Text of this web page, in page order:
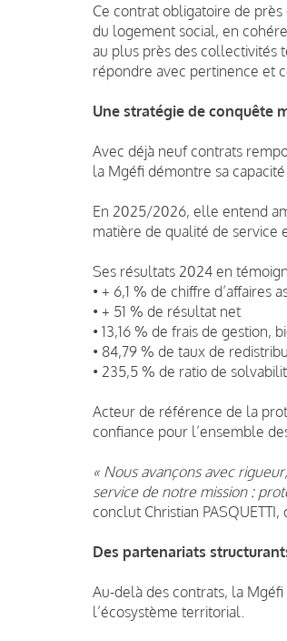
Ce contrat obligatoire de
du logement social, en
au plus près des collectivités
répondre avec pertinence et
Une stratégie de conquête
Avec déjà neuf contrats
la Mgéfi démontre sa
En 2025/2026, elle entend
matière de qualité de service
Ses résultats 2024 en
• + 6,1 % de chiffre d’affaires
• + 51 % de résultat net
• 13,16 % de frais de gestion,
• 84,79 % de taux de
• 235,5 % de ratio de
Acteur de référence de la
confiance pour l’ensemble
« Nous avançons avec
service de notre mission :
conclut Christian
Des partenariats
Au-delà des contrats, la
l’écosystème territorial.